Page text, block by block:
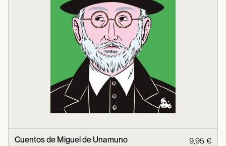
Cuentos de Miguel de Unamuno 9,95 €